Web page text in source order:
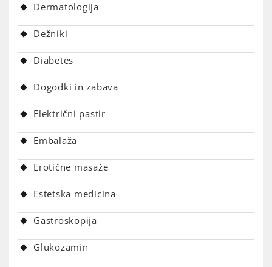
Dermatologija
Dežniki
Diabetes
Dogodki in zabava
Električni pastir
Embalaža
Erotične masaže
Estetska medicina
Gastroskopija
Glukozamin